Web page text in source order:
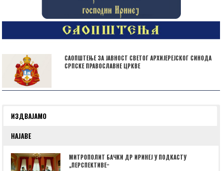
САОПШТЕЊЕ ЗА ЈАВНОСТ СВЕТОГ АРХИЈЕРЕЈСКОГ СИНОДА
СРПСКЕ ПРАВОСЛАВНЕ ЦРКВЕ
ИЗДВАЈАМО
НАЈАВЕ
МИТРОПОЛИТ БАЧКИ ДР ИРИНЕЈ У ПОДКАСТУ
„ПЕРСПЕКТИВЕˮ